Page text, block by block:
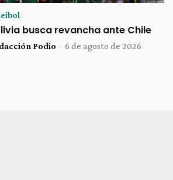
busca revancha ante Chile
Podio - 6 de agosto de 2026